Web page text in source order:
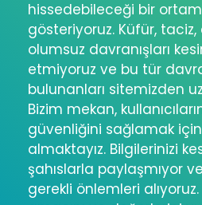
hissedebileceği bir
gösteriyoruz. Küfür, taciz,
olumsuz davranışları
etmiyoruz ve bu tür
bulunanları sitemizden
Bizim mekan,
güvenliğini sağlamak
almaktayız. Bilgilerinizi
şahıslarla paylaşmıyor
gerekli önlemleri